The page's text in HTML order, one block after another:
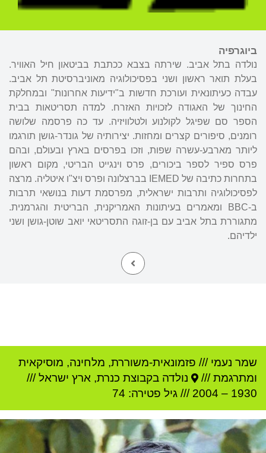
ביוגרפיה
נולדה בתל אביב. שירתה בצבא ככתבת בביטאון חיל האוויר.
בעלת תואר ראשון ושני בפסיכולוגיה מאוניברסיטת תל אביב.
עבדה כעיתונאית ועורכת חדשות ב"ידיעות אחרונות" ובמחלקת
החינוך של האגודה לזכויות האזרח. למדה תסריטאות בבית
הספר סם שפיגל לקולנוע ולטלוויזיה. עד כה פרסמה שלושה
רומנים, סיפורים קצרים ומחזות. יצירותיה של גונדר-גושן תורגמו
ליותר מארבע-עשרה שפות, וזכו בפרסים בארץ ובעולם, ובהם
פרס ספיר לספר ביכורים, פרס וינגייט הבריטי, מקום ראשון
בתחרות כתיבה של IEMED בברצלונה ופרס ויצ"ו איטליה. מרצה
לפסיכולוגיה ותרבות ישראלית, מפרסמת דעות בנושאי תרבות
ב-BBC ומאמרים בעיתונות האמריקנית, הבריטית והגרמנית.
מתגוררת בתל אביב עם בן-זוגה התסריטאי יואב שוטן-גושן ושני
ילדיהם.
שמר נעמי /// פזמונאית-משוררת, מלחינה, מוסיקאית
ומתרגמת ///
נולדה בקבוצת כנרת, ארץ ישראל///
1930
–
2004 /// גיל פטירה: 74